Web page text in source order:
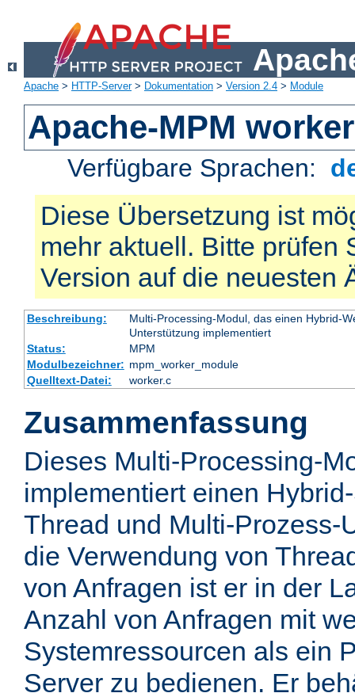
Apache > HTTP-Server> Dokumentation > Version 2.4 > Module
Apache-MPM worker
Verfügbare Sprachen:
Diese Übersetzung ist
mehr aktuell. Bitte prüfen
Version auf die neuesten
Beschreibung:
Multi-Processing-Modul, das einen Hybrid-
Unterstützung implementiert
Status:
MPM
Modulbezeichner: mpm_worker_module
Quelltext-Datei:
worker.c
Zusammenfassung
Dieses Multi-Processing-
implementiert einen
Thread und Multi-Prozess-
die Verwendung von
von Anfragen ist er in der
Anzahl von Anfragen mit
Systemressourcen als ein
Server zu bedienen. Er